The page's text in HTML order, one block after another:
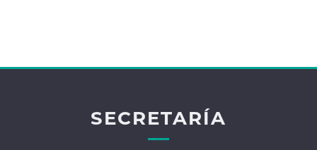
SECRETARÍA